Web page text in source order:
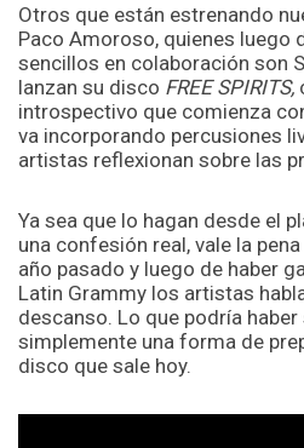
Otros que están estrenando
Paco Amoroso, quienes luego
sencillos en colaboración son
lanzan su disco FREE SPIRITS,
introspectivo que comienza
va incorporando percusiones
artistas reflexionan sobre las
Ya sea que lo hagan desde el
una confesión real, vale la
año pasado y luego de haber
Latin Grammy los artistas
descanso. Lo que podría
simplemente una forma de
disco que sale hoy.